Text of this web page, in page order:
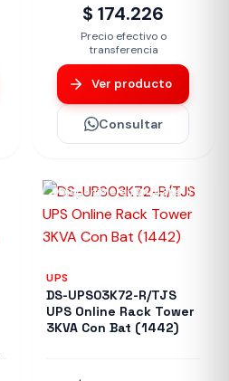
$ 174.226
Precio efectivo o
transferencia
Ver producto
Consultar
Disponible en 24/48hs
UPS
DS-UPS03K72-R/TJS
UPS Online Rack Tower
3KVA Con Bat (1442)